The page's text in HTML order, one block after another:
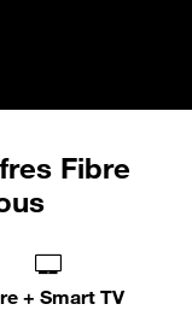
Fibre
+ Smart TV